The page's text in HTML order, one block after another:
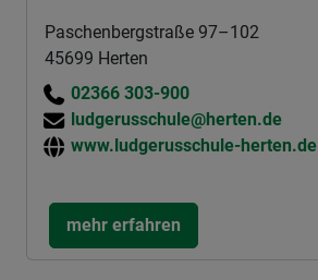
Paschenbergstraße 97–102
45699 Herten
02366 303-900
ludgerusschule@herten.de
www.ludgerusschule-herten.de
mehr erfahren